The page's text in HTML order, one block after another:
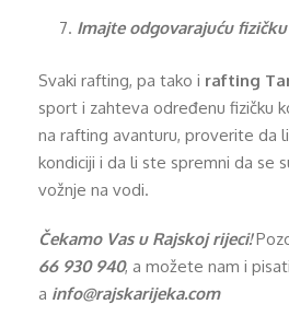
Imajte odgovarajuću
Svaki rafting, pa tako i rafting
sport i zahteva određenu fizičku
na rafting avanturu, proverite da
kondiciji i da li ste spremni da se
vožnje na vodi.
Čekamo Vas u Rajskoj rijeci!
66 930 940, a možete nam i
a info@rajskarijeka.com